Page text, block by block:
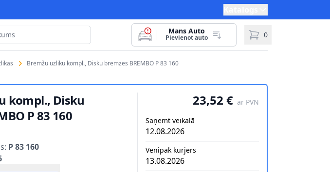
Mans Auto
Pievienot auto 0
Bremžu uzliku kompl., Disku bremzes BREMBO P 83 160
kompl., Disku
P 83 160
P 83 160
23,52 € ar PVN
Saņemt veikalā
12.08.2026
Venipak kurjers
13.08.2026